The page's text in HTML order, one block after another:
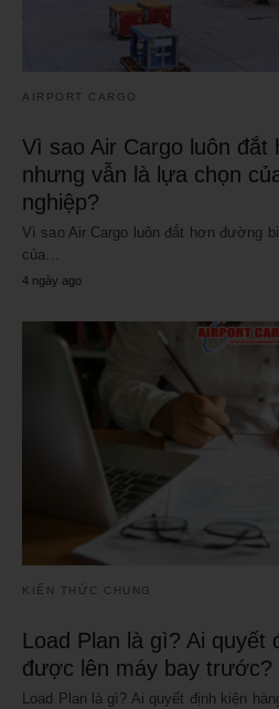
AIRPORT CARGO
Vì sao Air Cargo luôn đắt
nhưng vẫn là lựa chọn
nghiệp?
Vì sao Air Cargo luôn đắt hơn đường
của…
4 ngày ago
KIẾN THỨC CHUNG
Load Plan là gì? Ai quyết
được lên máy bay trước?
Load Plan là gì? Ai quyết định kiện